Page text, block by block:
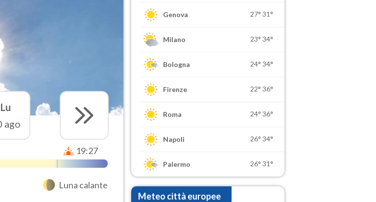
Lu
ago
19:27
Luna calante
Genova 27° 31°
Milano 23° 34°
Bologna 24° 34°
Firenze 22° 36°
Roma 24° 36°
Napoli 26° 34°
Palermo 26° 31°
Meteo città europee